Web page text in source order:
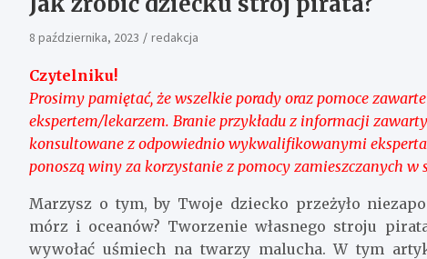
8 października, 2023 redakcja
Czytelniku!
Prosimy pamiętać, że wszelkie porady oraz pomoce
ekspertem/lekarzem. Branie przykładu z informacji
konsultowane z odpowiednio wykwalifikowanymi
ponoszą winy za korzystanie z pomocy zamieszczanych w
Marzysz o tym, by Twoje dziecko przeżyło
mórz i oceanów? Tworzenie własnego stroju
wywołać uśmiech na twarzy malucha. W tym